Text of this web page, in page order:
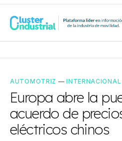
AUTOMOTRIZ —INTERNACIONAL
Europa abre la
acuerdo de
eléctricos chinos